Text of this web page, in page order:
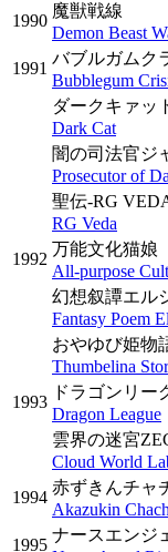
1990
魔獣戦線
Demon Beast
1991
バブルガムク
Bubblegum
ダークキァッ
Dark Cat
闇の司法官ジ
Prosecutor of
聖伝-RG
RG Veda
1992
万能文化猫娘
All-purpose
幻想叙譚エル
Fantasy Poem
おやゆび姫物
Thumbelina
1993
ドラゴンリー
Dragon League
雲界の迷宮
Cloud World
1994
赤ずきんチャ
Akazukin
1995
ナースエンジ